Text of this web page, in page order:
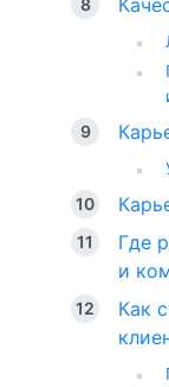
Где
и
Как